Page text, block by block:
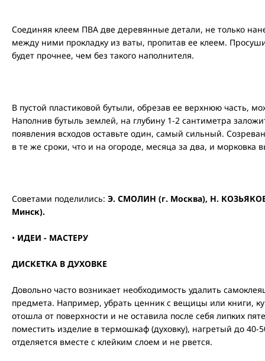
Соединяя клеем ПВА две деревянные детали, не только
между ними прокладку из ваты, пропитав ее клеем.
будет прочнее, чем без такого наполнителя.
В пустой пластиковой бутыли, обрезав ее верхнюю часть,
Наполнив бутыль землей, на глубину 1-2 сантиметра
появления всходов оставьте один, самый сильный.
в те же сроки, что и на огороде, месяца за два, и морковка
Советами поделились: Э. СМОЛИН (г. Москва), Н.
Минск).
• ИДЕИ - МАСТЕРУ
ДИСКЕТКА В ДУХОВКЕ
Довольно часто возникает необходимость удалить
предмета. Например, убрать ценник с вещицы или книги,
отошла от поверхности и не оставила после себя липких
поместить изделие в термошкаф (духовку), нагретый до 40-
отделяется вместе с клейким слоем и не рвется.